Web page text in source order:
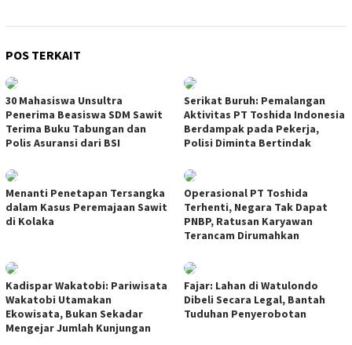
POS TERKAIT
30 Mahasiswa Unsultra
Penerima Beasiswa SDM Sawit
Terima Buku Tabungan dan
Polis Asuransi dari BSI
Serikat Buruh: Pemalangan
Aktivitas PT Toshida Indonesia
Berdampak pada Pekerja,
Polisi Diminta Bertindak
Menanti Penetapan Tersangka
dalam Kasus Peremajaan Sawit
di Kolaka
Operasional PT Toshida
Terhenti, Negara Tak Dapat
PNBP, Ratusan Karyawan
Terancam Dirumahkan
Kadispar Wakatobi: Pariwisata
Wakatobi Utamakan
Ekowisata, Bukan Sekadar
Mengejar Jumlah Kunjungan
Fajar: Lahan di Watulondo
Dibeli Secara Legal, Bantah
Tuduhan Penyerobotan